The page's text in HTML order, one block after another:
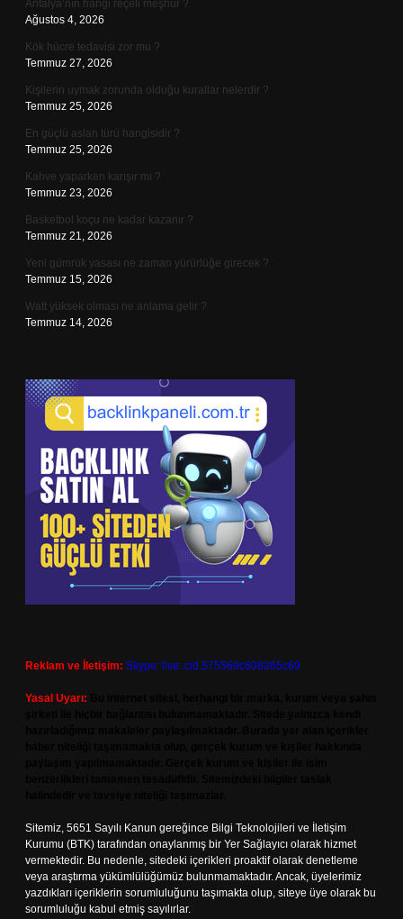
Antalya’nın hangi reçeli meşhur ?
Ağustos 4, 2026
Kök hücre tedavisi zor mu ?
Temmuz 27, 2026
Kişilerin uymak zorunda olduğu kurallar nelerdir ?
Temmuz 25, 2026
En güçlü aslan türü hangisidir ?
Temmuz 25, 2026
Kahve yaparken karışır mı ?
Temmuz 23, 2026
Basketbol koçu ne kadar kazanır ?
Temmuz 21, 2026
Yeni gümrük yasası ne zaman yürürlüğe girecek ?
Temmuz 15, 2026
Watt yüksek olması ne anlama gelir ?
Temmuz 14, 2026
Reklam ve İletişim: Skype: live:.cid.575569c608265c69
Yasal Uyarı:
Sitemiz, 5651 Sayılı Kanun gereğince Bilgi Teknolojileri ve İletişim
Kurumu (BTK) tarafından onaylanmış bir Yer Sağlayıcı olarak hizmet
vermektedir. Bu nedenle, sitedeki içerikleri proaktif olarak denetleme
veya araştırma yükümlülüğümüz bulunmamaktadır. Ancak, üyelerimiz
yazdıkları içeriklerin sorumluluğunu taşımakta olup, siteye üye olarak bu
sorumluluğu kabul etmiş sayılırlar.